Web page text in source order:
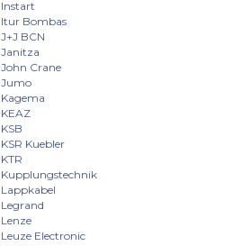
Instart
Itur Bombas
J+J BCN
Janitza
John Crane
Jumo
Kagema
KEAZ
KSB
KSR Kuebler
KTR
Kupplungstechnik
Lappkabel
Legrand
Lenze
Leuze Electronic